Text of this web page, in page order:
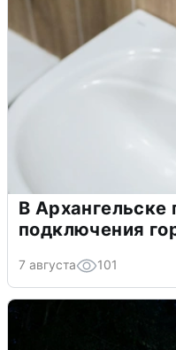
В Архангельске
подключения
7 августа 101